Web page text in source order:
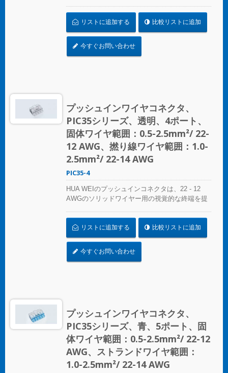
定は簡単で、コンパクトなサイズは狭いスペー
スにシームレスにフィットします。照明設置、
プレファブリケート配線システム、分岐回路配
線など、さまざまな用途に最適です。 複雑なね
じれにさよならを告げましょう – コンパクトで
う – HUA WEIのプッシュインワイヤコネクタを
選んでください。 UL 486Cの基準に準拠してく
ださい。
リストに追加する 比較リストに追加
今すぐお問い合わせ
プッシュインワイヤコネクタ、
PIC35シリーズ、透明、4ポート、
固体ワイヤ範囲：0.5-2.5mm²/ 22-
12 AWG、撚り線ワイヤ範囲：1.0-
2.5mm²/ 22-14 AWG
PIC35-4
HUA WEIのプッシュインコネクタは、22 - 12
AWGのソリッドワイヤー用の視覚的な終端を提
定は簡単で、コンパクトなサイズは狭いスペー
スにシームレスにフィットします。照明設置、
プレファブリケート配線システム、分岐回路配
線など、さまざまな用途に最適です。 複雑なね
じれにさよならを告げましょう – コンパクトで
う – HUA WEIのプッシュインワイヤコネクタを
選んでください。 UL 486Cの基準に準拠してく
ださい。
リストに追加する 比較リストに追加
今すぐお問い合わせ
プッシュインワイヤコネクタ、
PIC35シリーズ、青、5ポート、固
体ワイヤ範囲：0.5-2.5mm²/ 22-12
AWG、ストランドワイヤ範囲：
1.0-2.5mm²/ 22-14 AWG